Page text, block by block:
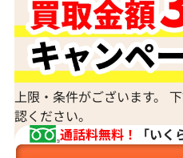
上限・条件がございます。
認ください。
通話料無料！
「い